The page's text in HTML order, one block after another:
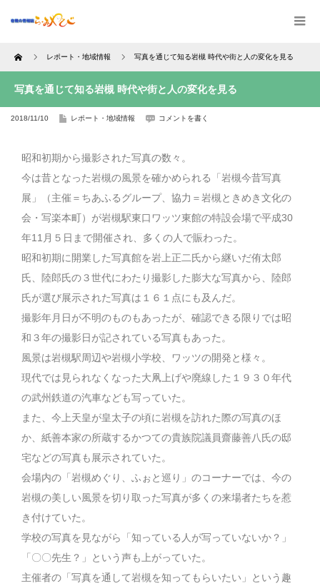
Home レポート・地域情報 写真を通じて知る岩槻 時代や街と人の変化を見る
写真を通じて知る岩槻 時代や街と人の変化を見る
2018/11/10 レポート・地域情報 コメントを書く
昭和初期から撮影された写真の数々。
今は昔となった岩槻の風景を確かめられる「岩槻今昔写真
展」（主催＝ちあふるグループ、協力＝岩槻ときめき文化の
会・写楽本町）が岩槻駅東口ワッツ東館の特設会場で平成30
年11月５日まで開催され、多くの人で賑わった。
昭和初期に開業した写真館を岩上正二氏から継いだ侑太郎
氏、陸郎氏の３世代にわたり撮影した膨大な写真から、陸郎
氏が選び展示された写真は１６１点にも及んだ。
撮影年月日が不明のものもあったが、確認できる限りでは昭
和３年の撮影日が記されている写真もあった。
風景は岩槻駅周辺や岩槻小学校、ワッツの開発と様々。
現代では見られなくなった大凧上げや廃線した１９３０年代
の武州鉄道の汽車なども写っていた。
また、今上天皇が皇太子の頃に岩槻を訪れた際の写真のほ
か、紙善本家の所蔵するかつての貴族院議員齋藤善八氏の邸
宅などの写真も展示されていた。
会場内の「岩槻めぐり、ふぉと巡り」のコーナーでは、今の
岩槻の美しい風景を切り取った写真が多くの来場者たちを惹
き付けていた。
学校の写真を見ながら「知っている人が写っていないか？」
「〇〇先生？」という声も上がっていた。
主催者の「写真を通して岩槻を知ってもらいたい」という趣